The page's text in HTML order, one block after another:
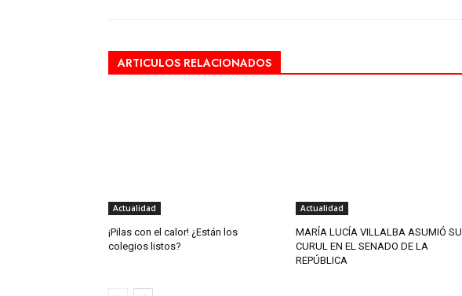
ARTICULOS RELACIONADOS
Actualidad
¡Pilas con el calor! ¿Están los
colegios listos?
Actualidad
MARÍA LUCÍA VILLALBA ASUMIÓ SU
CURUL EN EL SENADO DE LA
REPÚBLICA